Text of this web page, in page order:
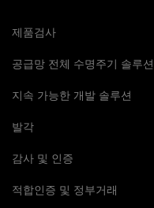
제품검사
공급망 전체 수명주기 솔루션
지속 가능한 개발 솔루션
발각
감사 및 인증
적합인증 및 정부거래